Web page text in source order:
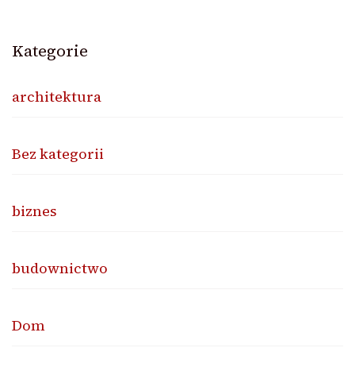
Kategorie
architektura
Bez kategorii
biznes
budownictwo
Dom